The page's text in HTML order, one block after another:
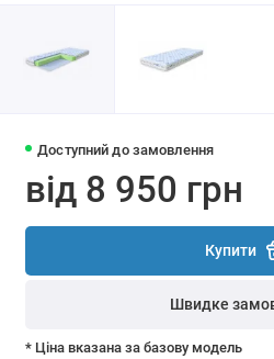
Доступний до замовлення
від 8 950 грн
Купити
Швидке
* Ціна вказана за базову модель